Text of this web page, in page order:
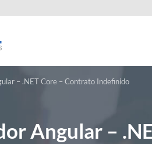
– .NET Core – Contrato Indefinido
Angular –